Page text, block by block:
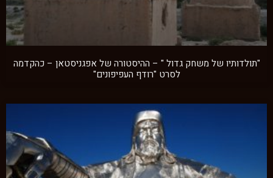
"תולדותיו של משחק גדול " – ההיסטורה של אפגניסטאן – כהקדמה
לסרט "רודף העפיפונים"